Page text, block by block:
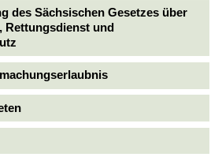
des Sächsischen Gesetzes über
Rettungsdienst und